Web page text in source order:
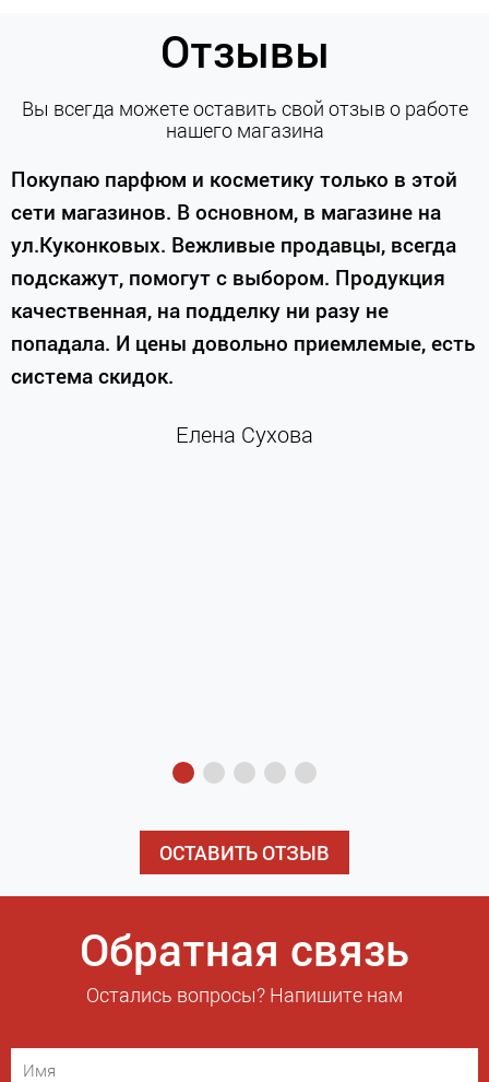
Отзывы
Вы всегда можете оставить свой отзыв о работе
нашего магазина
Покупаю парфюм и косметику только в этой
сети магазинов. В основном, в магазине на
ул.Куконковых. Вежливые продавцы, всегда
подскажут, помогут с выбором. Продукция
качественная, на подделку ни разу не
попадала. И цены довольно приемлемые, есть
система скидок.
Елена Сухова
ОСТАВИТЬ ОТЗЫВ
Обратная связь
Остались вопросы? Напишите нам